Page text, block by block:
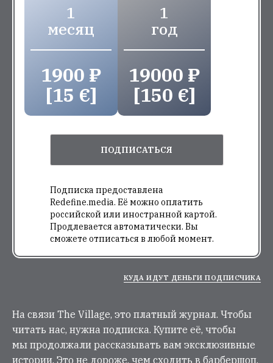
1
месяц
1900 ₽
[15 €]
1
год
19000 ₽
[150 €]
ПОДПИСАТЬСЯ
Подписка предоставлена
Redefine.media. Её можно оплатить
российской или иностранной картой.
Продлевается автоматически. Вы
сможете отписаться в любой момент.
КУДА ИДУТ ДЕНЬГИ ПОДПИСЧИКА
На связи The Village, это платный журнал. Чтобы
читать нас, нужна подписка. Купите её, чтобы
мы продолжали рассказывать вам эксклюзивные
истории. Это не дороже, чем сходить в барбершоп.